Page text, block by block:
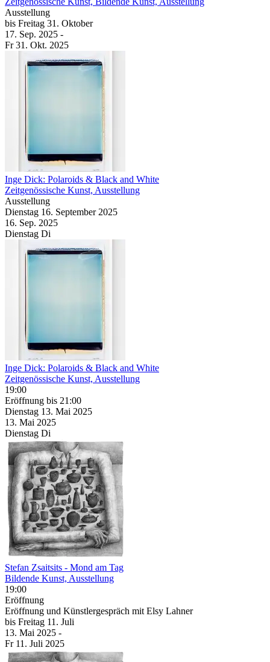
Ausstellung
bis Freitag 31. Oktober
17. Sep. 2025 -
Fr31. Okt. 2025
Inge Dick: Polaroids & Black and White
Zeitgenössische Kunst, Ausstellung
Ausstellung
Dienstag 16. September 2025
16. Sep. 2025
Dienstag Di
Inge Dick: Polaroids & Black and White
Zeitgenössische Kunst, Ausstellung
19:00
Eröffnung bis 21:00
Dienstag 13. Mai 2025
13. Mai 2025
Dienstag Di
Stefan Zsaitsits - Mond am Tag
Bildende Kunst, Ausstellung
19:00
Eröffnung
Eröffnung und Künstlergespräch mit Elsy Lahner
bis Freitag 11. Juli
13. Mai 2025 -
Fr 11. Juli 2025